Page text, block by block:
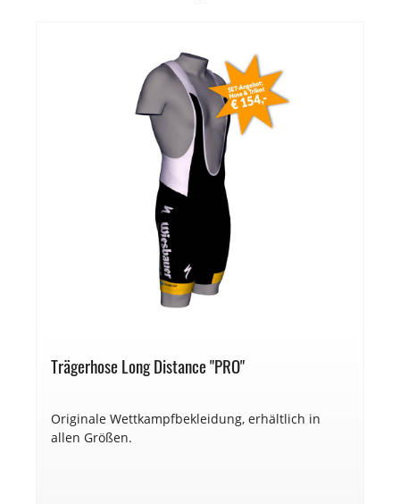
Trägerhose Long Distance "PRO"
Originale Wettkampfbekleidung, erhältlich in
allen Größen.